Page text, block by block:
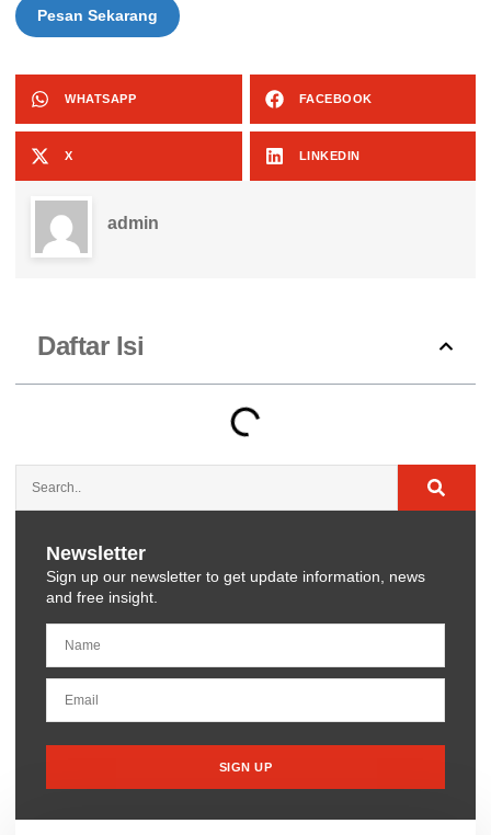
Pesan Sekarang
WHATSAPP FACEBOOK
X LINKEDIN
admin
Daftar Isi
Newsletter
Sign up our newsletter to get update information, news
and free insight.
SIGN UP